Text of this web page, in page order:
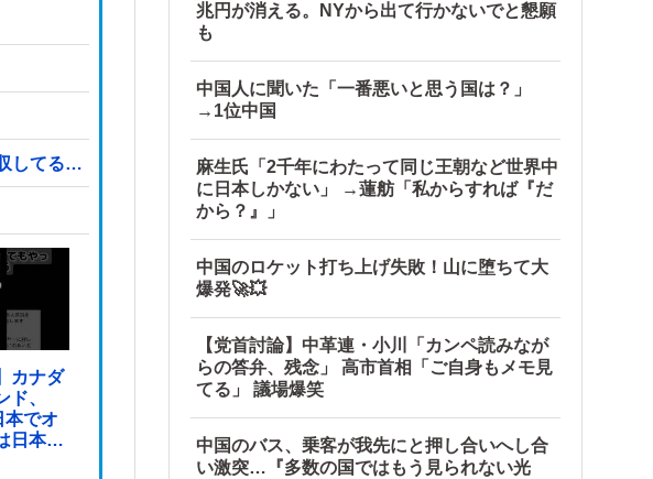
してる…（ブルブル」＝韓国の反応
カナダ
、
本でオ
日本差
兆円が消える。NYから出て行かないでと懇願
も
中国人に聞いた「一番悪いと思う国は？」
→1位中国
麻生氏「2千年にわたって同じ王朝など世界中
に日本しかない」 →蓮舫「私からすれば『だ
から？』」
中国のロケット打ち上げ失敗！山に堕ちて大
爆発🚀💥
【党首討論】中革連・小川「カンペ読みなが
らの答弁、残念」 高市首相「ご自身もメモ見
てる」 議場爆笑
中国のバス、乗客が我先にと押し合いへし合
い激突…『多数の国ではもう見られない光